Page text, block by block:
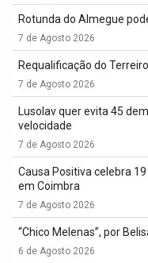
Rotunda do Almegue
7 de Agosto 2026
Requalificação do
7 de Agosto 2026
Lusolav quer evita 45
velocidade
7 de Agosto 2026
Causa Positiva celebra
em Coimbra
7 de Agosto 2026
“Chico Melenas”, por
6 de Agosto 2026